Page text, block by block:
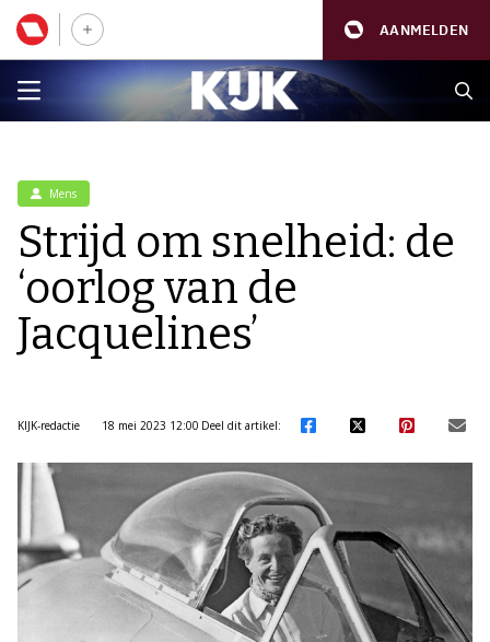
AANMELDEN
Mens
Strijd om snelheid: de
‘oorlog van de
Jacquelines’
KIJK-redactie 18 mei 2023 12:00 Deel dit artikel: